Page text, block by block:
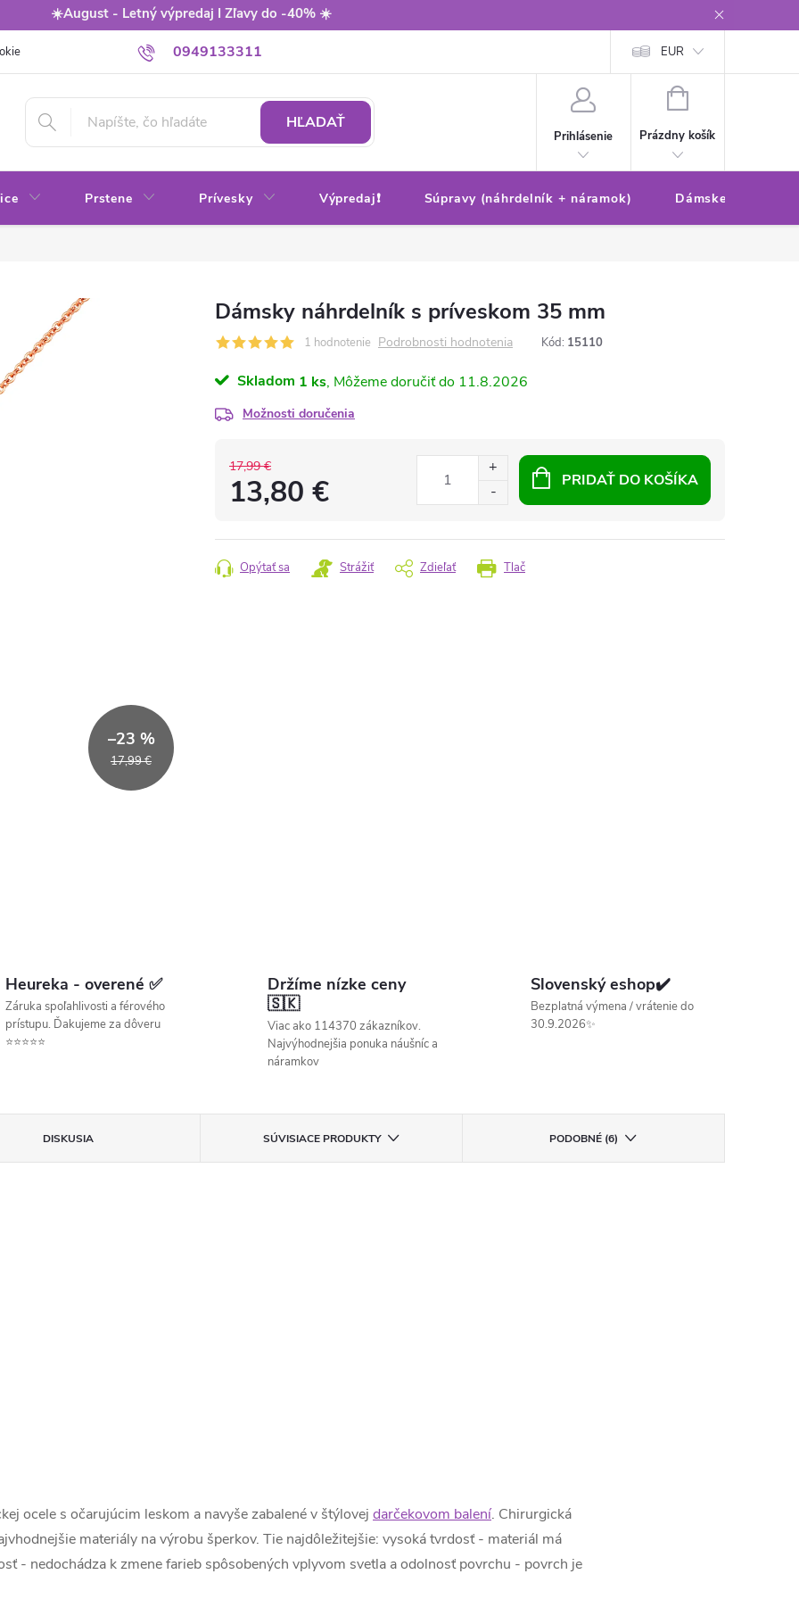
☀️August - Letný výpredaj I Zľavy do -40% ☀️
0949133311
Obchodné podmienky Ochrana osobných údajov
EUR
HĽADAŤ
Prihlásenie
NÁKUPNÝ
Prázdny košík
Prstene Prívesky Výpredaj❗ Súpravy (náhrdelník + náramok) Dámske sety
17,99 €
–23 %
Dámsky náhrdelník s príveskom 35 mm
1 hodnotenie Podrobnosti hodnotenia Kód: 15110
Skladom 1 ks 11.8.2026
Možnosti doručenia
17,99 €
13,80 €
cena:
PRIDAŤ DO KOŠÍKA
Tlač
Opýtať sa Strážiť Zdieľať
Heureka - overené ✅
Záruka spoľahlivosti a férového
prístupu. Ďakujeme za dôveru
⭐⭐⭐⭐⭐
Držíme nízke ceny
🇸🇰
Viac ako 114370 zákazníkov.
Najvýhodnejšia ponuka náušníc a
náramkov
Slovenský eshop✔️
Bezplatná výmena / vrátenie do
30.9.2026✨
DISKUSIA SÚVISIACE PRODUKTY PODOBNÉ (6)
ocele s očarujúcim leskom a navyše zabalené v štýlovej darčekovom balení. Chirurgická
materiály na výrobu šperkov. Tie najdôležitejšie: vysoká tvrdosť - materiál má
- nedochádza k zmene farieb spôsobených vplyvom svetla a odolnosť povrchu - povrch je